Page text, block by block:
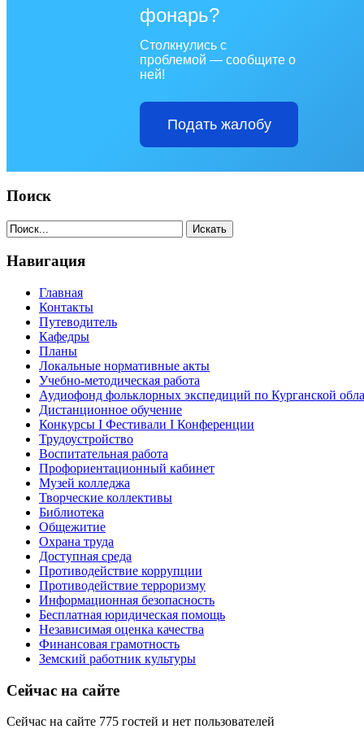
фонарь?
Столкнулись с
проблемой — сообщите о
ней!
Подать жалобу
Поиск
Навигация
Главная
Контакты
Путеводитель
Кафедры
Планы
Локальные нормативные акты
Учебно-методическая работа
Аудиофонд фольклорных экспедиций по Курганской
Дистанционное обучение
Конкурсы I Фестивали I Конференции
Трудоустройство
Воспитательная работа
Профориентационный кабинет
Музей колледжа
Творческие коллективы
Библиотека
Общежитие
Охрана труда
Доступная среда
Противодействие коррупции
Противодействие терроризму
Информационная безопасность
Бесплатная юридическая помощь
Независимая оценка качества
Финансовая грамотность
Земский работник культуры
Сейчас на сайте
Сейчас на сайте 775 гостей и нет пользователей